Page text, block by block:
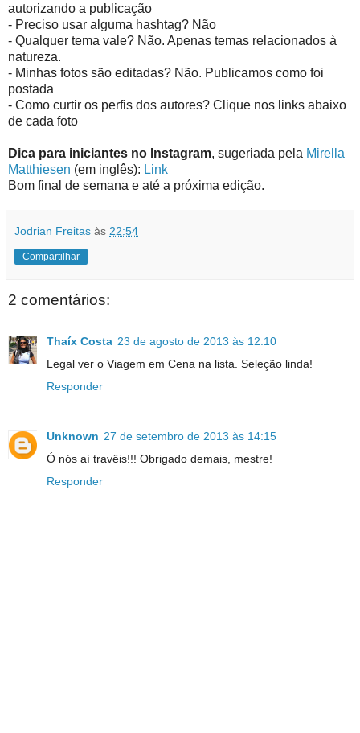
autorizando a publicação
- Preciso usar alguma hashtag? Não
- Qualquer tema vale? Não. Apenas temas relacionados à
natureza.
- Minhas fotos são editadas? Não. Publicamos como foi
postada
- Como curtir os perfis dos autores? Clique nos links abaixo
de cada foto
Dica para iniciantes no Instagram, sugeriada pela Mirella
Matthiesen (em inglês): Link
Bom final de semana e até a próxima edição.
Jodrian Freitas às 22:54
Compartilhar
2 comentários:
Thaíx Costa 23 de agosto de 2013 às 12:10
Legal ver o Viagem em Cena na lista. Seleção linda!
Responder
Unknown 27 de setembro de 2013 às 14:15
Ó nós aí travêis!!! Obrigado demais, mestre!
Responder